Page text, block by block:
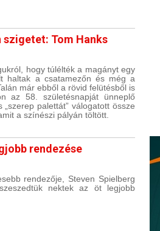
Tom Hanks
hogy túlélték a magányt egy
haltak a csatamezőn és még a
már ebből a rövid felütésből is
az 58. születésnapját ünneplő
palettát” válogatott össze
a színészi pályán töltött.
rendezése
rendezője, Steven Spielberg
nektek az öt legjobb